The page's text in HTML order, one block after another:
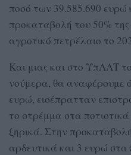
ποσό των 39.585.690 ευρώ
προκαταβολή του 50%
αγροτικό πετρέλαιο το
Και μιας και στο ΥπΑΑΤ
νούμερα, θα αναφέρουμε
ευρώ, εισέπρατταν
το στρέμμα στα
ξηρικά. Στην
αρδευτικά και 3 ευρώ στα